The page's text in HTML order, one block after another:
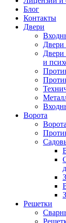
Блог
Контакты
Двери
Двери
Двери
и
Ворота
Решетки